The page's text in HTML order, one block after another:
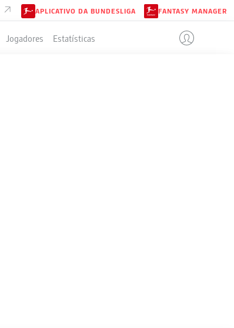
APLICATIVO DA BUNDESLIGA FANTASY MANAGER
Jogadores Estatísticas